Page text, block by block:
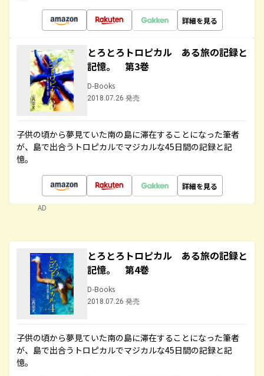
詳細を見る
とろとろトロピカル ある旅の記録と
記憶。 第3巻
D-Books
2018.07.26 発売
子供の頃から夢見ていた南の島に滞在することになった筆者
が、島で出合うトロピカルでマジカルな45日間の記録と記
憶。
詳細を見る
AD
とろとろトロピカル ある旅の記録と
記憶。 第4巻
D-Books
2018.07.26 発売
子供の頃から夢見ていた南の島に滞在することになった筆者
が、島で出合うトロピカルでマジカルな45日間の記録と記
憶。